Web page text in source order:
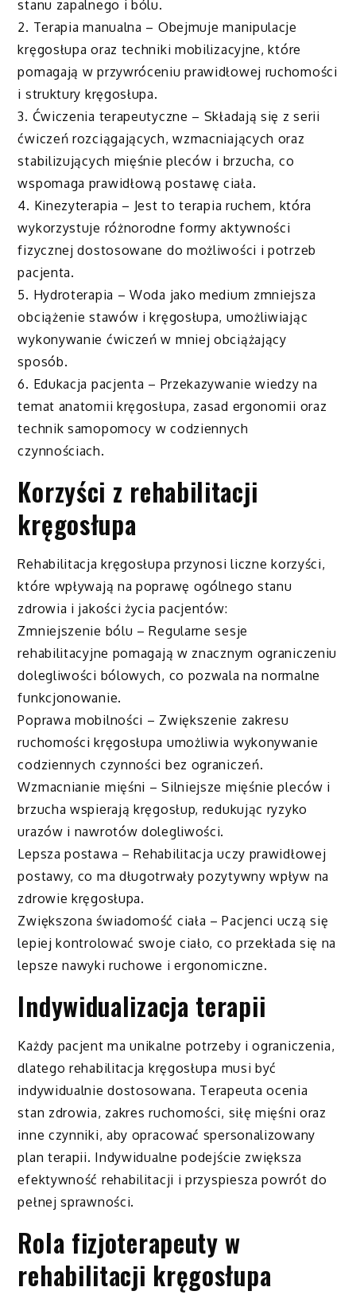
stanu zapalnego i bólu.
2. Terapia manualna – Obejmuje manipulacje
kręgosłupa oraz techniki mobilizacyjne, które
pomagają w przywróceniu prawidłowej ruchomości
i struktury kręgosłupa.
3. Ćwiczenia terapeutyczne – Składają się z serii
ćwiczeń rozciągających, wzmacniających oraz
stabilizujących mięśnie pleców i brzucha, co
wspomaga prawidłową postawę ciała.
4. Kinezyterapia – Jest to terapia ruchem, która
wykorzystuje różnorodne formy aktywności
fizycznej dostosowane do możliwości i potrzeb
pacjenta.
5. Hydroterapia – Woda jako medium zmniejsza
obciążenie stawów i kręgosłupa, umożliwiając
wykonywanie ćwiczeń w mniej obciążający
sposób.
6. Edukacja pacjenta – Przekazywanie wiedzy na
temat anatomii kręgosłupa, zasad ergonomii oraz
technik samopomocy w codziennych
czynnościach.
Korzyści z rehabilitacji
kręgosłupa
Rehabilitacja kręgosłupa przynosi liczne korzyści,
które wpływają na poprawę ogólnego stanu
zdrowia i jakości życia pacjentów:
Zmniejszenie bólu – Regularne sesje
rehabilitacyjne pomagają w znacznym ograniczeniu
dolegliwości bólowych, co pozwala na normalne
funkcjonowanie.
Poprawa mobilności – Zwiększenie zakresu
ruchomości kręgosłupa umożliwia wykonywanie
codziennych czynności bez ograniczeń.
Wzmacnianie mięśni – Silniejsze mięśnie pleców i
brzucha wspierają kręgosłup, redukując ryzyko
urazów i nawrotów dolegliwości.
Lepsza postawa – Rehabilitacja uczy prawidłowej
postawy, co ma długotrwały pozytywny wpływ na
zdrowie kręgosłupa.
Zwiększona świadomość ciała – Pacjenci uczą się
lepiej kontrolować swoje ciało, co przekłada się na
lepsze nawyki ruchowe i ergonomiczne.
Indywidualizacja terapii
Każdy pacjent ma unikalne potrzeby i ograniczenia,
dlatego rehabilitacja kręgosłupa musi być
indywidualnie dostosowana. Terapeuta ocenia
stan zdrowia, zakres ruchomości, siłę mięśni oraz
inne czynniki, aby opracować spersonalizowany
plan terapii. Indywidualne podejście zwiększa
efektywność rehabilitacji i przyspiesza powrót do
pełnej sprawności.
Rola fizjoterapeuty w
rehabilitacji kręgosłupa